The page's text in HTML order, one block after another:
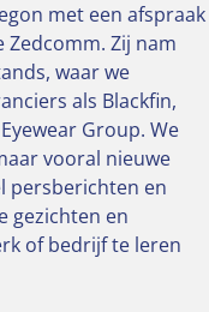
met een afspraak
Zedcomm. Zij nam
waar we
als Blackfin,
Group. We
vooral nieuwe
persberichten en
gezichten en
of bedrijf te leren